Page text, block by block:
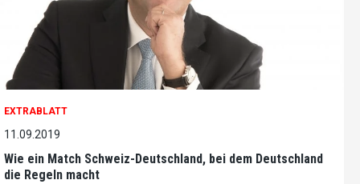
EXTRABLATT
11.09.2019
Wie ein Match Schweiz-Deutschland, bei dem Deutschland
die Regeln macht